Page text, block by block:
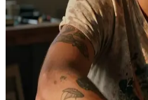
Sebastian Cole